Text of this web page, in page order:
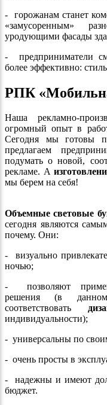
- горожанам станет
«замусоренным»
уродующими фасады
- предприниматели
более эффективно:
РПК
Наша рекламно-
огромный опыт в
Сегодня мы готовы
предлагаем
подумать о новой,
рекламе. А
мы берем на себя!
Объемные световые
сегодня являются
почему. Они:
- визуально
ночью;
- позволяют
решения (в
соответствовать
индивидуальности);
- универсальны по
- очень просты в
- надежны и имеют
бюджет.